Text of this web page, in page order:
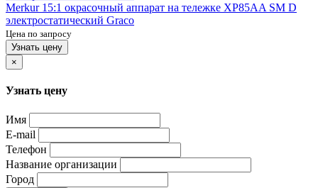
Merkur 15:1 окрасочный аппарат на тележке XP85AA SM D
электростатический Graco
Цена по запросу
Узнать цену
×
Узнать цену
Имя
E-mail
Телефон
Название организации
Город